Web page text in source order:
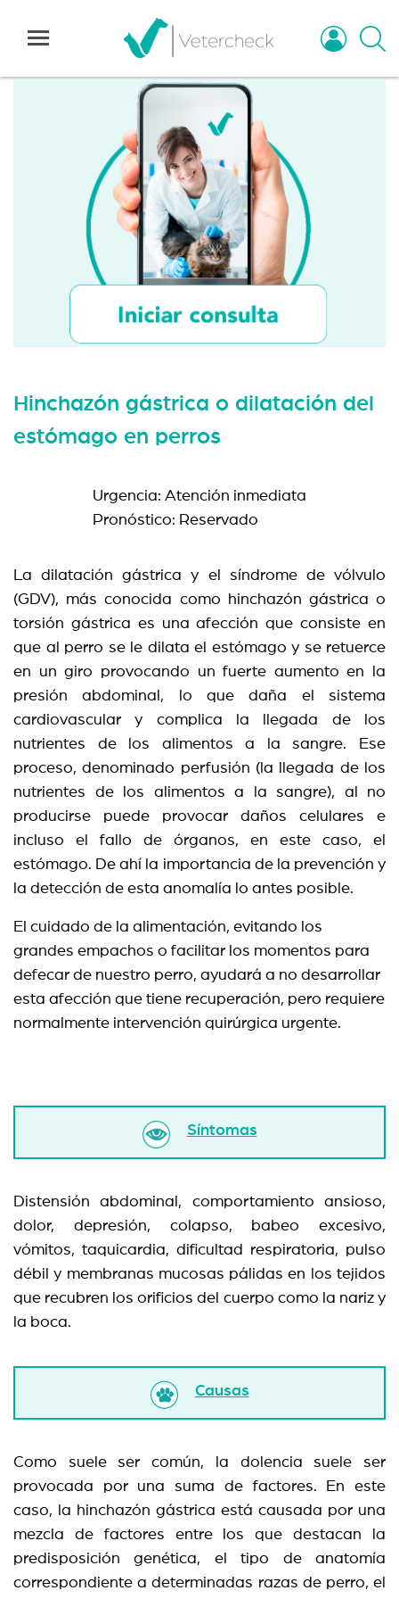
Hinchazón gástrica o dilatación del
estómago en perros
Urgencia: Atención inmediata
Pronóstico: Reservado
La dilatación gástrica y el síndrome de vólvulo
(GDV), más conocida como hinchazón gástrica o
torsión gástrica es una afección que consiste en
que al perro se le dilata el estómago y se retuerce
en un giro provocando un fuerte aumento en la
presión abdominal, lo que daña el sistema
cardiovascular y complica la llegada de los
nutrientes de los alimentos a la sangre. Ese
proceso, denominado perfusión (la llegada de los
nutrientes de los alimentos a la sangre), al no
producirse puede provocar daños celulares e
incluso el fallo de órganos, en este caso, el
estómago. De ahí la importancia de la prevención y
la detección de esta anomalía lo antes posible.
El cuidado de la alimentación, evitando los
grandes empachos o facilitar los momentos para
defecar de nuestro perro, ayudará a no desarrollar
esta afección que tiene recuperación, pero requiere
normalmente intervención quirúrgica urgente.
Síntomas
Distensión abdominal, comportamiento ansioso,
dolor, depresión, colapso, babeo excesivo,
vómitos, taquicardia, dificultad respiratoria, pulso
débil y membranas mucosas pálidas en los tejidos
que recubren los orificios del cuerpo como la nariz y
la boca.
Causas
Como suele ser común, la dolencia suele ser
provocada por una suma de factores. En este
caso, la hinchazón gástrica está causada por una
mezcla de factores entre los que destacan la
predisposición genética, el tipo de anatomía
correspondiente a determinadas razas de perro, el